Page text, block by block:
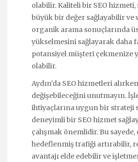
olabilir. Kaliteli bir SEO
büyük bir değer sağlayabilir ve
organik arama sonuçlarında
yükselmesini sağlayarak daha
potansiyel müşteri çekmenize
olabilir.
Aydın'da SEO hizmetleri
değişebileceğini unutmayın.
ihtiyaçlarına uygun bir strateji
deneyimli bir SEO hizmet
çalışmak önemlidir. Bu sayede,
hedeflenmiş trafiği artırabilir,
avantajı elde edebilir ve